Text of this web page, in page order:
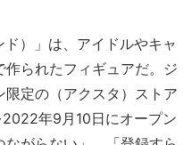
）」は、アイドルやキャ
られたフィギュアだ。ジ
定の（アクスタ）ストア
年9月10日にオープン